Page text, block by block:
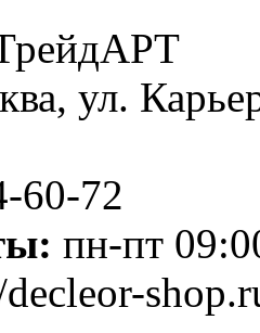
ул.
60-72
пн-пт